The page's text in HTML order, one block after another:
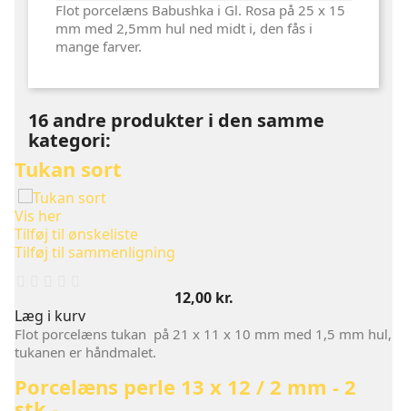
Flot porcelæns Babushka i Gl. Rosa på 25 x 15
mm med 2,5mm hul ned midt i, den fås i
mange farver.
16andre produkter i den samme
kategori:
Tukan sort
Vis her
Tilføj til ønskeliste
Tilføj til sammenligning
Pris
12,00 kr.
Læg i kurv
Flot porcelæns tukan på 21 x 11 x 10 mm med 1,5 mm hul,
tukanen er håndmalet.
Porcelæns perle 13 x 12 / 2 mm - 2